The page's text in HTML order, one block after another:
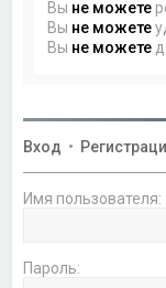
Вы не можете
Вы не можете
Вы не можете
Вход •
Имя пользователя:
Пароль: